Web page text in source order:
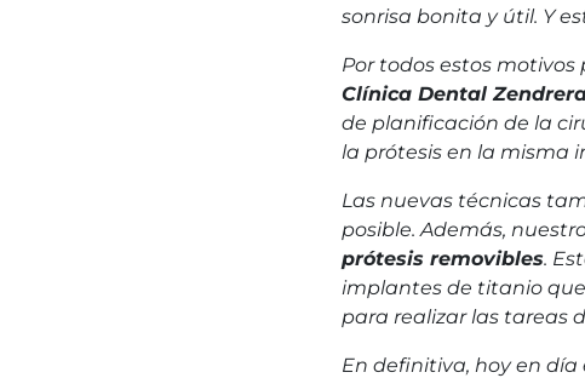
sonrisa bonita y útil. Y
Por todos estos
Clínica Dental
de planificación de la
la prótesis en la misma
Las nuevas técnicas
posible. Además,
prótesis removibles.
implantes de titanio
para realizar las tareas
En definitiva, hoy en